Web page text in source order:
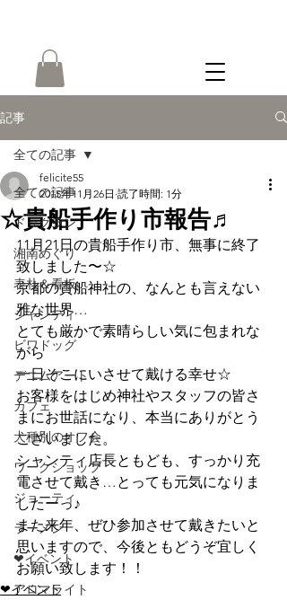
記事
全ての記事
ドッグラン
湘南めぐり
表札＆看板
シャンティ
ビワドッグ
デニムアート
カフェ
犬種別のオフ会
ワークショップ
ジョーティ
ラーメン
❤イベント
アロマライト
全ての記事
☆貴船手作り市報告♬
felicite55
2015年11月26日 読了時間: 1分
11月21日の貴船手作り市、無事に終了
致しました〜☆
京都の貴船神社の、なんとも言えない
雅な世界…
とても厳かで素晴らしい気に包まれな
がら
一日そこにいさせて戴ける幸せ☆
お客様をはじめ神社やスタッフの皆さ
まにお世話になり、本当にありがとう
ございました。
シャンティ店長ともども、すっかり充
電させて戴き…とっても元気になりま
したーっ♪
また来年、ぜひ参加させて戴きたいと
思いますので、今後ともどうぞ宜しく
お願い致します！！
❤イベント